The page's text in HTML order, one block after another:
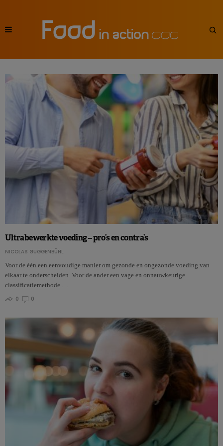
Ultrabewerkte voeding – pro’s en contra’s
NICOLAS GUGGENBÜHL
Voor de één een eenvoudige manier om gezonde en ongezonde voeding van
elkaar te onderscheiden. Voor de ander een vage en onnauwkeurige
classificatiemethode …
0
0